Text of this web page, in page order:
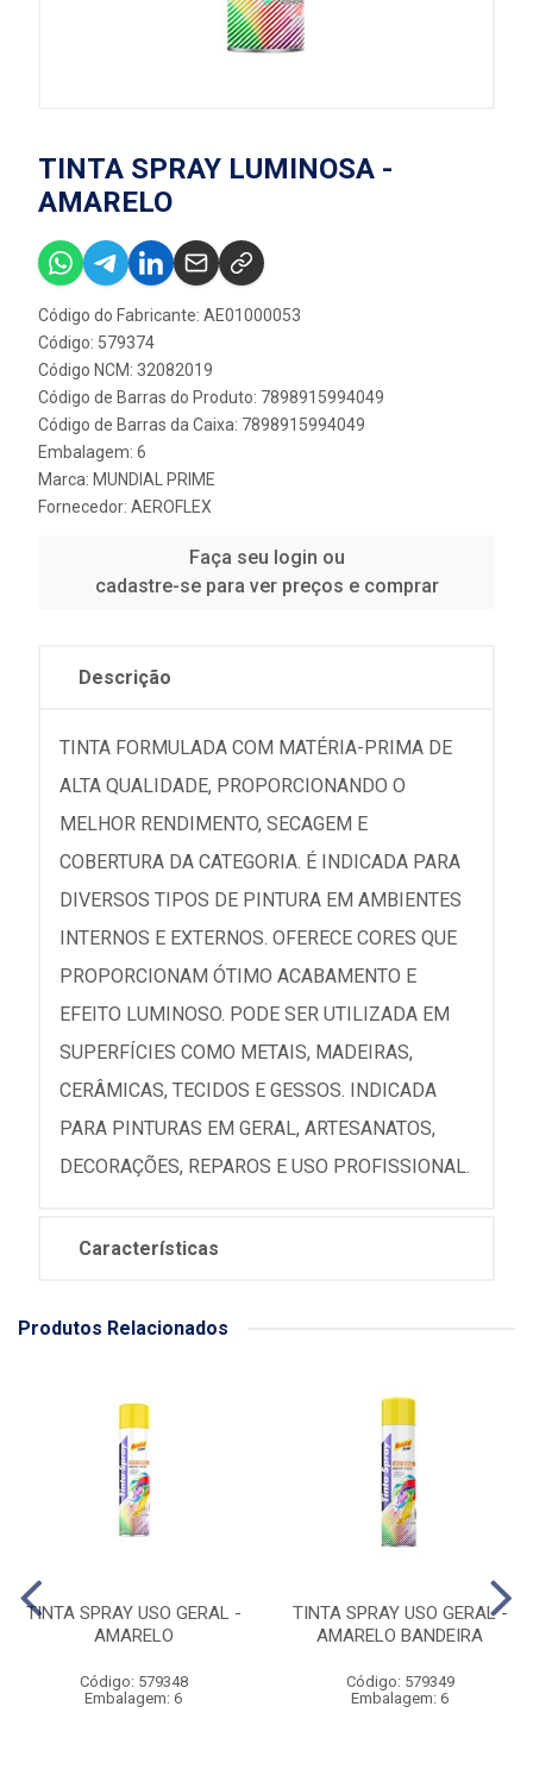
TINTA SPRAY LUMINOSA -
AMARELO
Código do Fabricante: AE01000053
Código: 579374
Código NCM: 32082019
Código de Barras do Produto: 7898915994049
Código de Barras da Caixa: 7898915994049
Embalagem: 6
Marca: MUNDIAL PRIME
Fornecedor: AEROFLEX
Faça seu login ou
cadastre-se para ver preços e comprar
Descrição
TINTA FORMULADA COM MATÉRIA-PRIMA DE
ALTA QUALIDADE, PROPORCIONANDO O
MELHOR RENDIMENTO, SECAGEM E
COBERTURA DA CATEGORIA. É INDICADA PARA
DIVERSOS TIPOS DE PINTURA EM AMBIENTES
INTERNOS E EXTERNOS. OFERECE CORES QUE
PROPORCIONAM ÓTIMO ACABAMENTO E
EFEITO LUMINOSO. PODE SER UTILIZADA EM
SUPERFÍCIES COMO METAIS, MADEIRAS,
CERÂMICAS, TECIDOS E GESSOS. INDICADA
PARA PINTURAS EM GERAL, ARTESANATOS,
DECORAÇÕES, REPAROS E USO PROFISSIONAL.
Características
Produtos Relacionados
TINTA SPRAY USO GERAL -
AMARELO
Código: 579348
Embalagem: 6
TINTA SPRAY USO GERAL -
AMARELO BANDEIRA
Código: 579349
Embalagem: 6